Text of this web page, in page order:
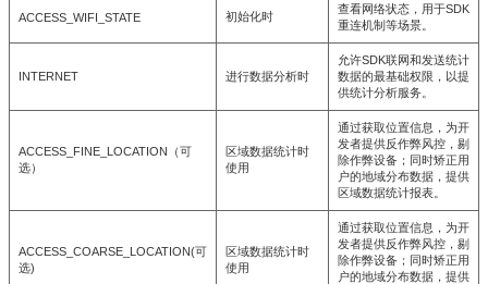
ACCESS_WIFI_STATE 初始化时
查看网络状态，用于SDK
重连机制等场景。
INTERNET 进行数据分析时
允许SDK联网和发送统计
数据的最基础权限，以提
供统计分析服务。
ACCESS_FINE_LOCATION（可
选）
区域数据统计时
使用
通过获取位置信息，为开
发者提供反作弊风控，剔
除作弊设备；同时矫正用
户的地域分布数据，提供
区域数据统计报表。
ACCESS_COARSE_LOCATION(可
选)
区域数据统计时
使用
通过获取位置信息，为开
发者提供反作弊风控，剔
除作弊设备；同时矫正用
户的地域分布数据，提供